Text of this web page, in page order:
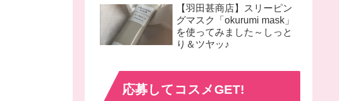
【羽田甚商店】スリーピン
グマスク「okurumi mask」
を使ってみました～しっと
り＆ツヤッ♪
応募してコスメGET!